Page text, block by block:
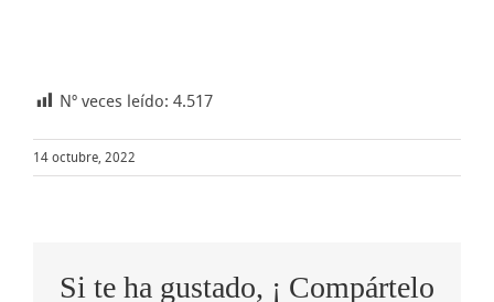
Nº veces leído: 4.517
14 octubre, 2022
Si te ha gustado, ¡ Compártelo